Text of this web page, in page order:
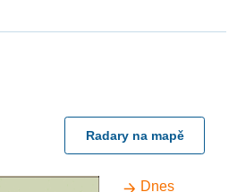
Radary na mapě
Dnes